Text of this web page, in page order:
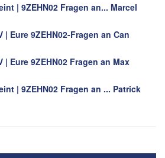
| 9ZEHN02 Fragen an... Marcel
| Eure 9ZEHN02-Fragen an Can
| Eure 9ZEHN02 Fragen an Max
| 9ZEHN02 Fragen an ... Patrick